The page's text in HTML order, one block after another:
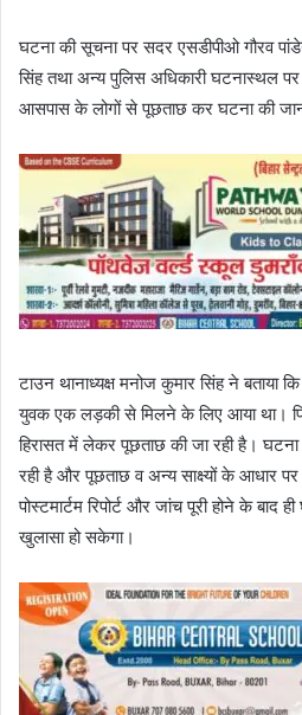
घटना की सूचना पर सदर एसडीपीओ गौरव
सिंह तथा अन्य पुलिस अधिकारी घटनास्थल
आसपास के लोगों से पूछताछ कर घटना की
टाउन थानाध्यक्ष मनोज कुमार सिंह ने बताया
युवक एक लड़की से मिलने के लिए आया था।
हिरासत में लेकर पूछताछ की जा रही है।
रही है और पूछताछ व अन्य साक्ष्यों के आधार पर
पोस्टमार्टम रिपोर्ट और जांच पूरी होने के बाद
खुलासा हो सकेगा।